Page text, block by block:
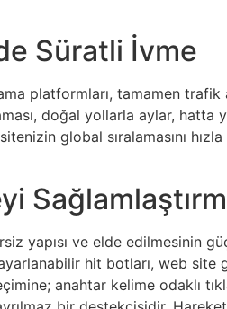
Süratli İvme
platformları, tamamen trafik
doğal yollarla aylar, hatta
global sıralamasını
yapısı ve elde edilmesinin
hit botları, web site
anahtar kelime odaklı